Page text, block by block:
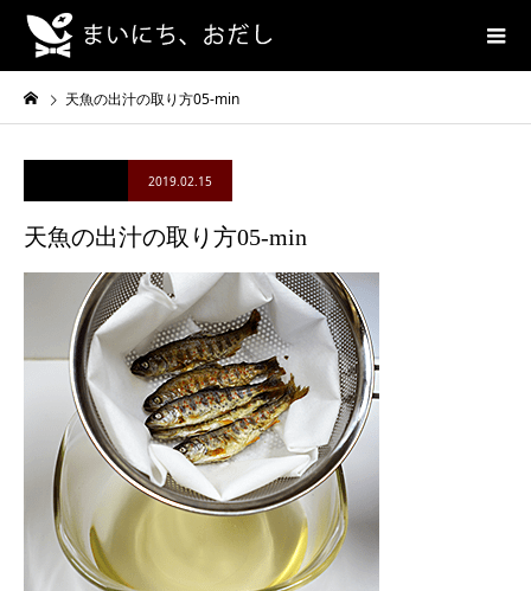
天魚の出汁の取り方05-min
2019.02.15
天魚の出汁の取り方05-min